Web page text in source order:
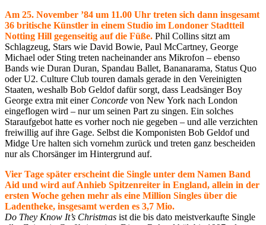
Am 25. November ’84 um 11.00 Uhr treten sich dann insgesamt
36 britische Künstler in einem Studio im Londoner Stadtteil
Notting Hill gegenseitig auf die Füße. Phil Collins sitzt am
Schlagzeug, Stars wie David Bowie, Paul McCartney, George
Michael oder Sting treten nacheinander ans Mikrofon – ebenso
Bands wie Duran Duran, Spandau Ballet, Bananarama, Status Quo
oder U2. Culture Club touren damals gerade in den Vereinigten
Staaten, weshalb Bob Geldof dafür sorgt, dass Leadsänger Boy
George extra mit einer Concorde von New York nach London
eingeflogen wird – nur um seinen Part zu singen. Ein solches
Staraufgebot hatte es vorher noch nie gegeben – und alle verzichten
freiwillig auf ihre Gage. Selbst die Komponisten Bob Geldof und
Midge Ure halten sich vornehm zurück und treten ganz bescheiden
nur als Chorsänger im Hintergrund auf.
Vier Tage später erscheint die Single unter dem Namen Band
Aid und wird auf Anhieb Spitzenreiter in England, allein in der
ersten Woche gehen mehr als eine Million Singles über die
Ladentheke, insgesamt werden es 3,7 Mio.
Do They Know It’s Christmas ist die bis dato meistverkaufte Single